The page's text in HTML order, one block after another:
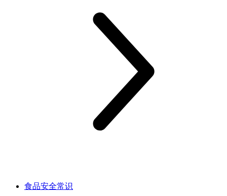
食品安全常识